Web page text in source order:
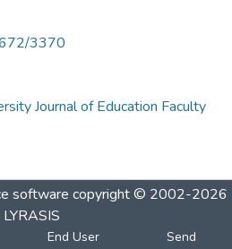
3370
Journal of Education Faculty
software copyright © 2002-2026
LYRASIS
End User
Send